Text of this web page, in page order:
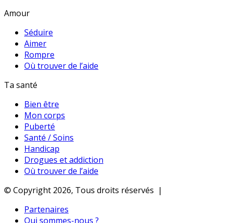
Amour
Séduire
Aimer
Rompre
Où trouver de l’aide
Ta santé
Bien être
Mon corps
Puberté
Santé / Soins
Handicap
Drogues et addiction
Où trouver de l’aide
© Copyright 2026, Tous droits réservés |
Partenaires
Qui sommes-nous ?